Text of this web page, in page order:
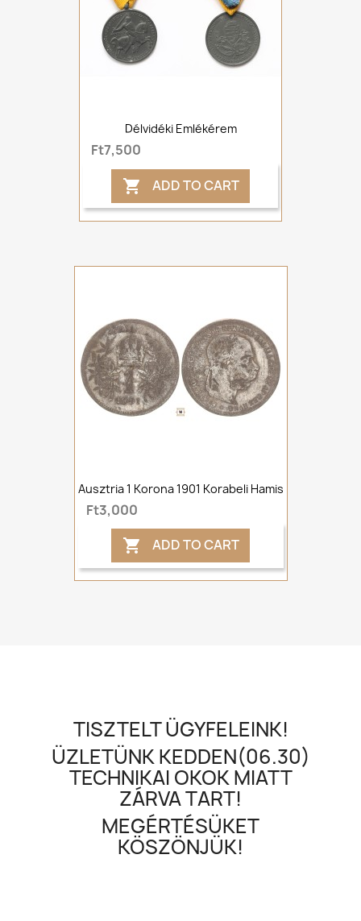
Délvidéki Emlékérem
Ft7,500
 ADD TO CART
Ausztria 1 Korona 1901 Korabeli Hamis
Ft3,000
 ADD TO CART
TISZTELT ÜGYFELEINK!
ÜZLETÜNK KEDDEN(06.30)
TECHNIKAI OKOK MIATT
ZÁRVA TART!
MEGÉRTÉSÜKET
KÖSZÖNJÜK!